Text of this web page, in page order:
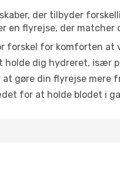
der tilbyder
en flyrejse, der matcher
forskel for komforten
dig hydreret, især
gøre din flyrejse mere
for at holde blodet i